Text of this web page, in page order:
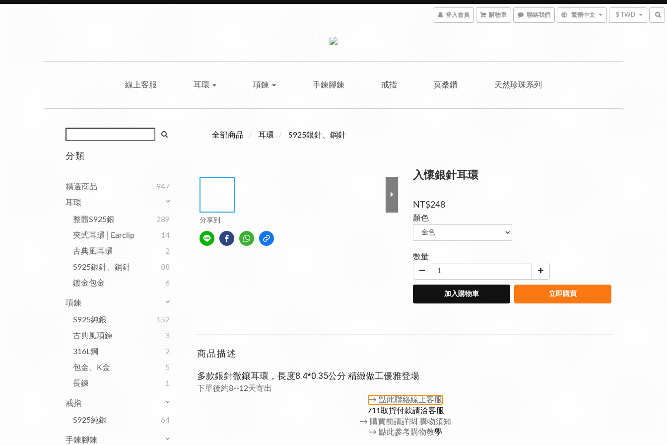
登入會員 購物車 聯絡我們 繁體中文 $ TWD
線上客服 耳環 項鍊 手鍊腳鍊 戒指 莫桑鑽 天然珍珠系列
分類
精選商品
947
耳環
整體S925銀
289
夾式耳環│Earclip
14
古典風耳環
2
S925銀針、鋼針
88
鍍金包金
6
項鍊
S925純銀
152
古典風項鍊
3
316L鋼
2
包金、K金
5
長鍊
1
戒指
S925純銀 64
手鍊腳鍊
全部商品 耳環 S925銀針、鋼針
分享到
入懷銀針耳環
NT$248
顏色
數量
加入購物車 立即購買
商品描述
多款銀針微鑲耳環，長度8.4*0.35公分 精緻做工優雅登場
下單後約8--12天寄出
→ 點此聯絡線上客服
711取貨付款請洽客服
→ 購買前請詳閱 購物須知
→ 點此參考購物教學